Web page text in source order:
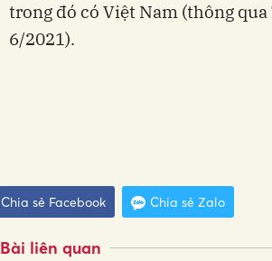
trong đó có Việt Nam (thông
6/2021).
Chia sẻ Facebook Chia sẻ Zalo
Bài liên quan